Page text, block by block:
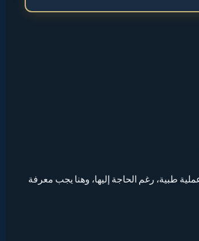
طبية، رغم الحاجة إليها، وهنا يجب معرفة